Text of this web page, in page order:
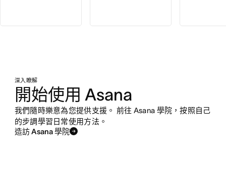
深入瞭解
開始使用 Asana
我們隨時樂意為您提供支援。 前往 Asana 學院，按照自己
的步調學習日常使用方法。
造訪 Asana 學院